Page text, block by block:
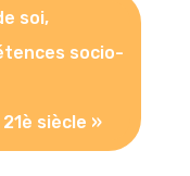
soi,
socio-
siècle »